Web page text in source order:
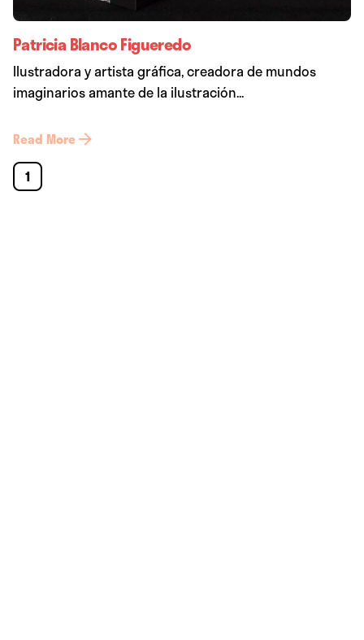
Patricia Blanco Figueredo
Ilustradora y artista gráfica, creadora de mundos
imaginarios amante de la ilustración...
Read More
1